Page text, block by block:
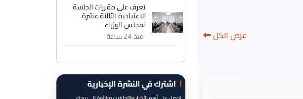
عرض الكل
تعرف على مقررات الجلسة
الاعتيادية الثالثة عشرة
لمجلس الوزراء
منذ 24 ساعة